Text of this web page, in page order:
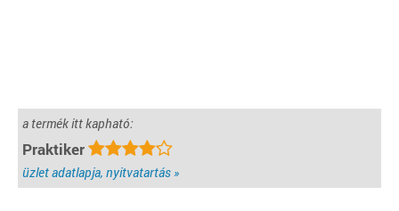
a termék itt kapható:
Praktiker
üzlet adatlapja, nyitvatartás »